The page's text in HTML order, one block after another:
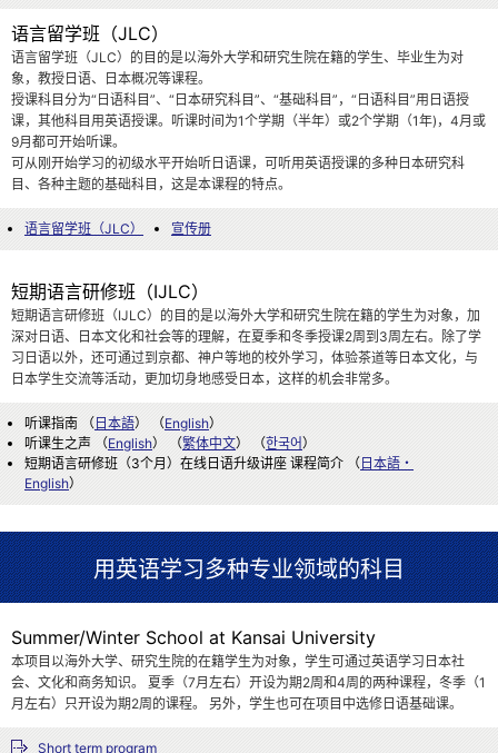
语言留学班（JLC）
语言留学班（JLC）的目的是以海外大学和研究生院在籍的学生、毕业生为对
象，教授日语、日本概况等课程。
授课科目分为“日语科目”、“日本研究科目”、“基础科目”，“日语科目”用日语授
课，其他科目用英语授课。听课时间为1个学期（半年）或2个学期（1年)，4月或
9月都可开始听课。
可从刚开始学习的初级水平开始听日语课，可听用英语授课的多种日本研究科
目、各种主题的基础科目，这是本课程的特点。
语言留学班（JLC） 宣传册
短期语言研修班（IJLC）
短期语言研修班（IJLC）的目的是以海外大学和研究生院在籍的学生为对象，加
深对日语、日本文化和社会等的理解，在夏季和冬季授课2周到3周左右。除了学
习日语以外，还可通过到京都、神户等地的校外学习，体验茶道等日本文化，与
日本学生交流等活动，更加切身地感受日本，这样的机会非常多。
听课指南 （ 日本語） （English）
听课生之声 （English） （繁体中文） （한국어 ）
短期语言研修班（3个月）在线日语升级讲座 课程简介 （ 日本語・
English）
用英语学习多种专业领域的科目
Summer/Winter School at Kansai University
本项目以海外大学、研究生院的在籍学生为对象，学生可通过英语学习日本社
会、文化和商务知识。 夏季（7月左右）开设为期2周和4周的两种课程，冬季（1
月左右）只开设为期2周的课程。 另外，学生也可在项目中选修日语基础课。
Short term program